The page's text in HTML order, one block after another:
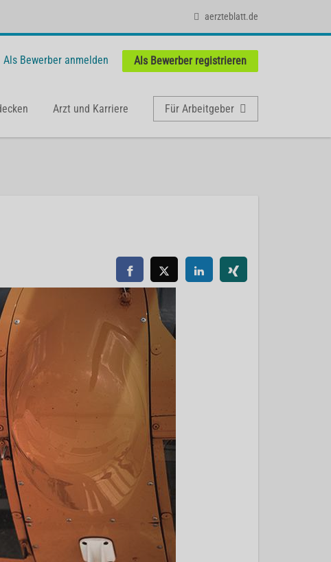
aerzteblatt.de
Als Bewerber anmelden Als Bewerber registrieren
Arzt und Karriere Für Arbeitgeber